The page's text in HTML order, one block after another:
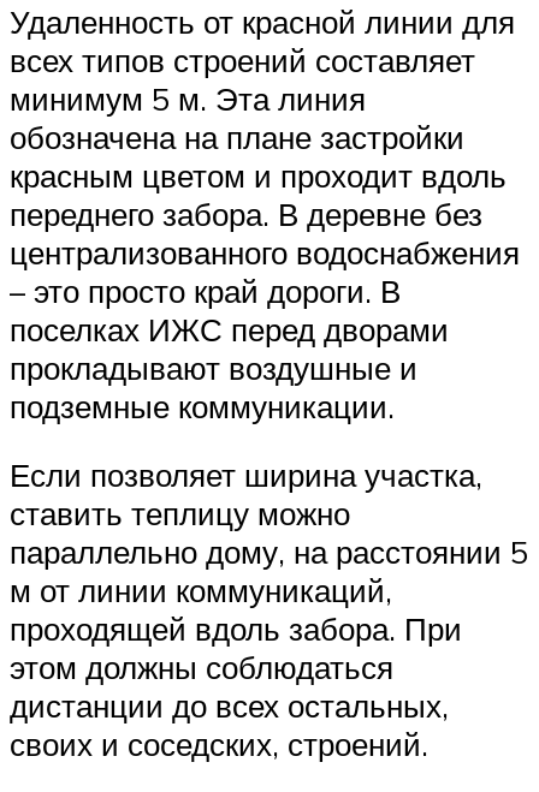
Удаленность от красной линии для
всех типов строений составляет
минимум 5 м. Эта линия
обозначена на плане застройки
красным цветом и проходит вдоль
переднего забора. В деревне без
централизованного водоснабжения
– это просто край дороги. В
поселках ИЖС перед дворами
прокладывают воздушные и
подземные коммуникации.
Если позволяет ширина участка,
ставить теплицу можно
параллельно дому, на расстоянии 5
м от линии коммуникаций,
проходящей вдоль забора. При
этом должны соблюдаться
дистанции до всех остальных,
своих и соседских, строений.